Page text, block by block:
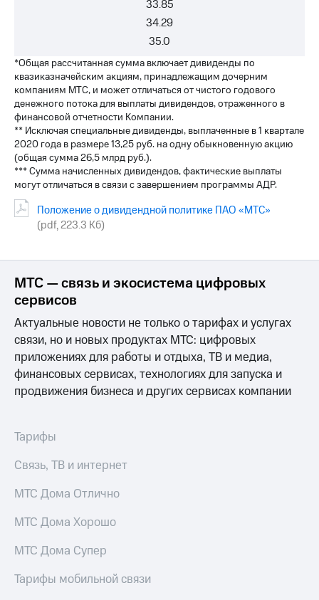
33.85
34.29
35.0
*Общая рассчитанная сумма включает дивиденды по
квазиказначейским акциям, принадлежащим дочерним
компаниям МТС, и может отличаться от чистого годового
денежного потока для выплаты дивидендов, отраженного в
финансовой отчетности Компании.
** Исключая специальные дивиденды, выплаченные в 1 квартале
2020 года в размере 13,25 руб. на одну обыкновенную акцию
(общая сумма 26,5 млрд руб.).
*** Сумма начисленных дивидендов, фактические выплаты
могут отличаться в связи с завершением программы АДР.
Положение о дивидендной политике ПАО «МТС»
(pdf, 223.3 Кб)
МТС — связь и экосистема цифровых
сервисов
Актуальные новости не только о тарифах и услугах
связи, но и новых продуктах МТС: цифровых
приложениях для работы и отдыха, ТВ и медиа,
финансовых сервисах, технологиях для запуска и
продвижения бизнеса и других сервисах компании
Тарифы
Связь, ТВ и интернет
МТС Дома Отлично
МТС Дома Хорошо
МТС Дома Супер
Тарифы мобильной связи